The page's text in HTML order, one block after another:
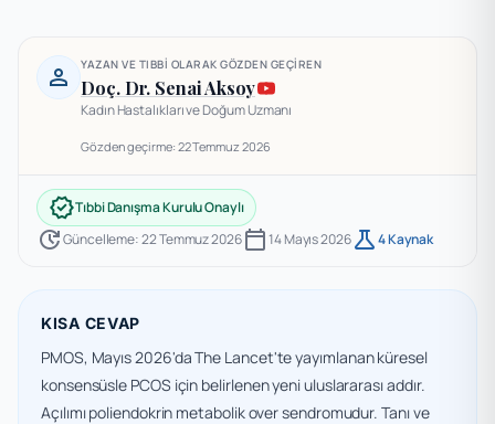
person YAZAN VE TIBBI OLARAK GÖZDEN GEÇIREN
Doç. Dr. Senai Aksoy
Kadın Hastalıkları ve Doğum Uzmanı
Gözden geçirme: 22 Temmuz 2026
verifiedTıbbi Danışma Kurulu Onaylı
updateGüncelleme: 22 Temmuz 2026calendar_today14 Mayıs 2026science4 Kaynak
KISA CEVAP
PMOS, Mayıs 2026'da The Lancet'te yayımlanan küresel
konsensüsle PCOS için belirlenen yeni uluslararası addır.
Açılımı poliendokrin metabolik over sendromudur. Tanı ve